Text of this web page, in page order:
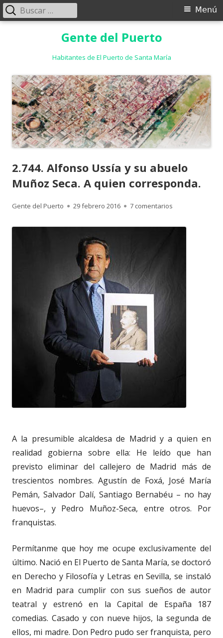
Gente del Puerto
Habitantes de El Puerto de Santa María
Menú
Menú
Buscar:
2.744. Alfonso Ussía y su abuelo
Muñoz Seca. A quien corresponda.
Autor
Gente del Puerto
Publicado
29 febrero 2016 7 comentarios
A la presumible alcaldesa de Madrid y a quien en
realidad gobierna sobre ella: He leído que han
previsto eliminar del callejero de Madrid más de
trescientos nombres. Agustín de Foxá, José María
Pemán, Salvador Dalí, Santiago Bernabéu – no hay
huevos–, y Pedro Muñoz-Seca, entre otros. Por
franquistas.
Permítanme que hoy me ocupe exclusivamente del
último. Nació en El Puerto de Santa María, se doctoró
en Derecho y Filosofía y Letras en Sevilla, se instaló
en Madrid para cumplir con sus sueños de autor
teatral y estrenó en la Capital de España 187
comedias. Casado y con nueve hijos, la segunda de
ellos, mi madre. Don Pedro pudo ser franquista, pero